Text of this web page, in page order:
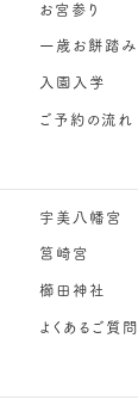
お宮参り
一歳お餅踏み
入園入学
ご予約の流れ
宇美八幡宮
筥崎宮
櫛田神社
よくあるご質問